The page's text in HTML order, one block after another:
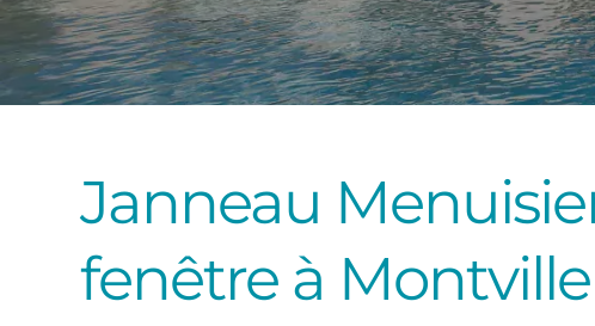
Janneau
fenêtre à Montville